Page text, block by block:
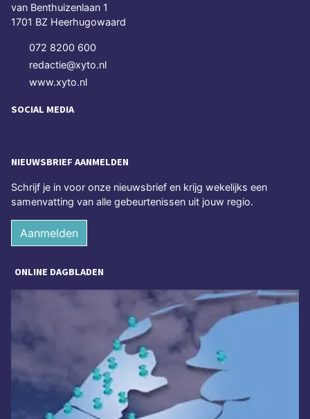
van Benthuizenlaan 1
1701 BZ Heerhugowaard
072 8200 600
redactie@xyto.nl
www.xyto.nl
SOCIAL MEDIA
NIEUWSBRIEF AANMELDEN
Schrijf je in voor onze nieuwsbrief en krijg wekelijks een
samenvatting van alle gebeurtenissen uit jouw regio.
Aanmelden
ONLINE DAGBLADEN